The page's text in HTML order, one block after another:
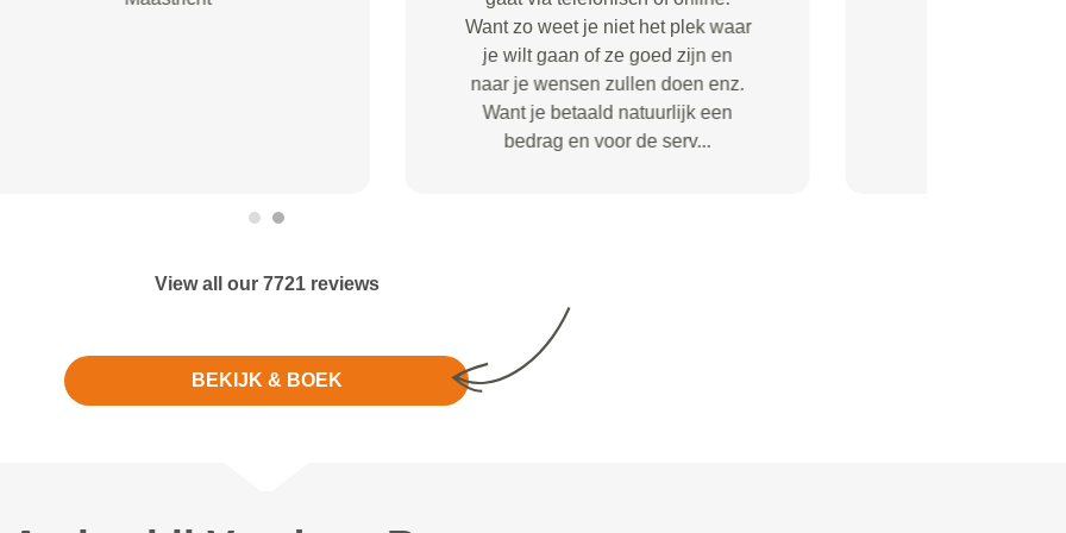
goede service. Moest alleen zelf
gaan bellen om te vragen of de
auto al klaar was
View all our 7721 reviews
BEKIJK & BOEK